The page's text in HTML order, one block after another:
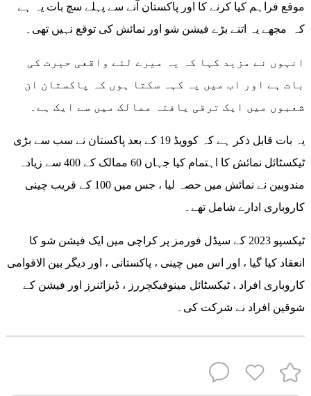
موقع فراہم کیا کرنے کا اور پاکستان آنے سے پہلے سچ بات یہ ہے
کہ مجھے یہ اتنے بڑے فیشن شو اور نمائش کی توقع نہیں تھی۔
انہوں نے مزید کہا کہ یہ میرے لئے واقعی حیرت کی
بات ہے اور اب میں یہ کہہ سکتا ہوں کہ پاکستان ان
شعبوں میں ایک ترقی یافتہ ممالک میں سے ایک ہے۔
یہ بات قابل ذکر ہے کہ کوویڈ 19 کے بعد پاکستان نے سب سے بڑی
ٹیکسٹائل نمائش کا اہتمام کیا جہاں 60 ممالک کے 400 سے زیادہ
مندوبین نے نمائش میں حصہ لیا ، جس میں 100 کے قریب چینی
کاروباری ادارے شامل تھے۔
ٹیکسپو 2023 کے سیڈل فورمز پر کراچی میں ایک فیشن شو کا
انعقاد کیا گیا ، اور اس میں چینی ، پاکستانی ، اور دیگر بین الاقوامی
کاروباری افراد ، ٹیکسٹائل مینوفیکچررز ، ڈیزائنرز اور فیشن کے
شوقین افراد نے شرکت کی۔